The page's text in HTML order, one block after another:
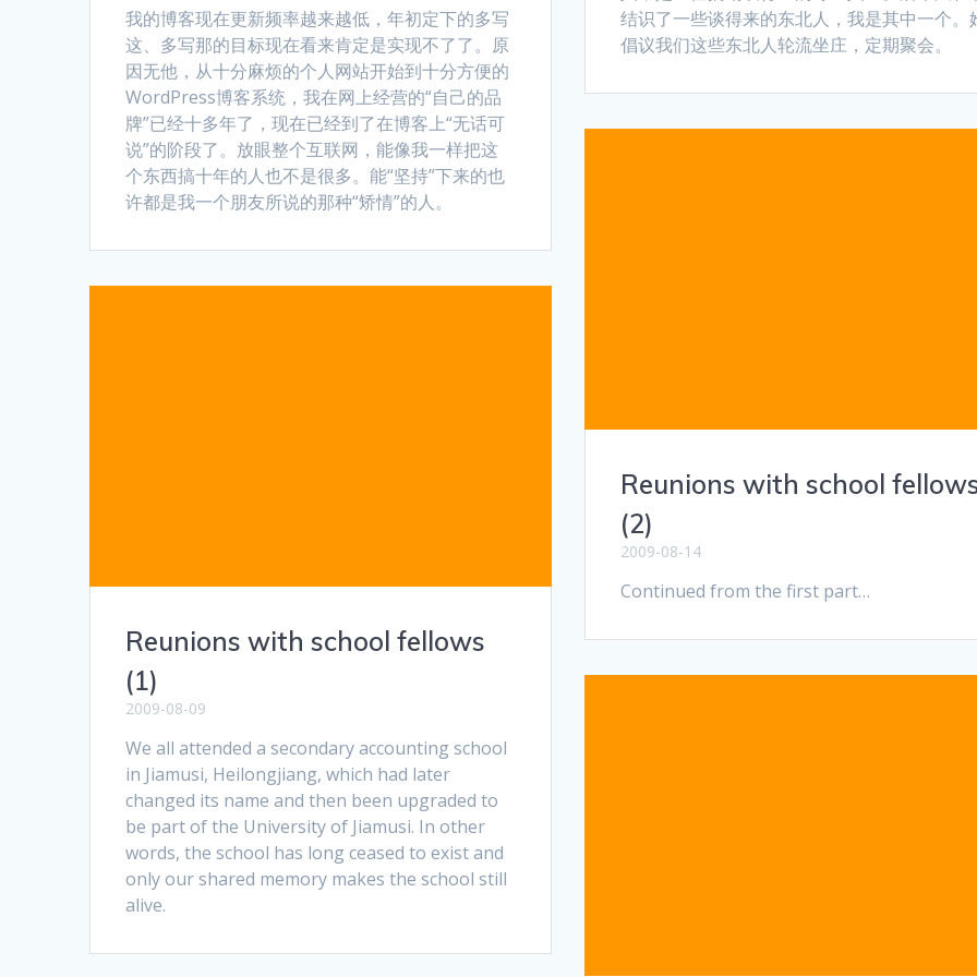
结识了一些谈得来的东北人，我是其中一个。
倡议我们这些东北人轮流坐庄，定期聚会。
我的博客现在更新频率越来越低，年初定下的多写
这、多写那的目标现在看来肯定是实现不了了。原
因无他，从十分麻烦的个人网站开始到十分方便的
WordPress博客系统，我在网上经营的“自己的品
牌”已经十多年了，现在已经到了在博客上“无话可
说”的阶段了。放眼整个互联网，能像我一样把这
个东西搞十年的人也不是很多。能“坚持”下来的也
许都是我一个朋友所说的那种“矫情”的人。
Reunions with school
(2)
2009-08-14
Continued from the first part…
Reunions with school fellows
(1)
2009-08-09
We all attended a secondary accounting school
in Jiamusi, Heilongjiang, which had later
changed its name and then been upgraded to
be part of the University of Jiamusi. In other
words, the school has long ceased to exist and
only our shared memory makes the school still
alive.